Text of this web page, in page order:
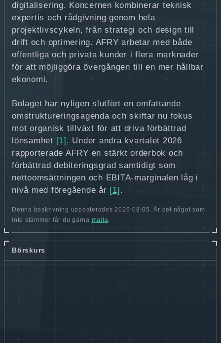
digitalisering. Koncernen kombinerar teknisk
expertis och rådgivning genom hela
projektlivscykeln, från strategi och design till
drift och optimering. AFRY arbetar med både
offentliga och privata kunder i flera marknader
för att möjliggöra övergången till en mer hållbar
ekonomi.
Bolaget har nyligen slutfört en omfattande
omstruktureringsagenda och skiftar nu fokus
mot organisk tillväxt för att driva förbättrad
lönsamhet [1] . Under andra kvartalet 2026
rapporterade AFRY en stärkt orderbok och
förbättrad debiteringsgrad samtidigt som
nettoomsättningen och EBITA-marginalen låg i
nivå med föregående år [1] .
Denna beskrivning uppdaterades 2026-08-05. Är det något som
inte stämmer får du gärna maila.
Börskurs